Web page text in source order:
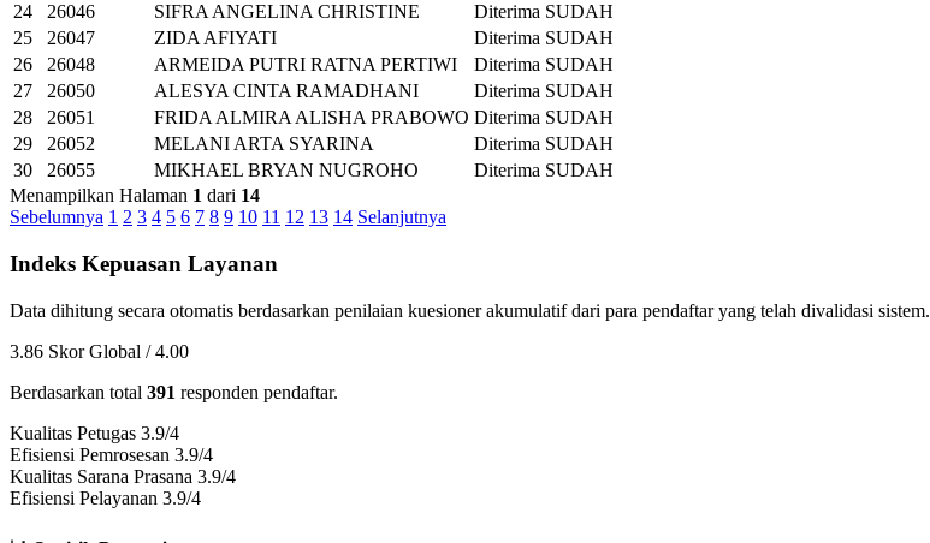
24
26046 SIFRA ANGELINA CHRISTINE Diterima SUDAH
25
26047 ZIDA AFIYATI Diterima SUDAH
26
26048 ARMEIDA PUTRI RATNA PERTIWI Diterima SUDAH
27
26050 ALESYA CINTA RAMADHANI Diterima SUDAH
28
26051 FRIDA ALMIRA ALISHA PRABOWO Diterima SUDAH
29
26052 MELANI ARTA SYARINA Diterima SUDAH
30
26055 MIKHAEL BRYAN NUGROHO Diterima SUDAH
Menampilkan Halaman 1 dari 14
Sebelumnya 1 2 3 4 5 6 7 8 9 10 11 12 13 14 Selanjutnya
Indeks Kepuasan Layanan
Data dihitung secara otomatis berdasarkan penilaian kuesioner akumulatif dari para pendaftar yang telah divalidasi sistem.
3.86 Skor Global / 4.00
Berdasarkan total 391 responden pendaftar.
Kualitas Petugas 3.9/4
Efisiensi Pemrosesan 3.9/4
Kualitas Sarana Prasana 3.9/4
Efisiensi Pelayanan 3.9/4